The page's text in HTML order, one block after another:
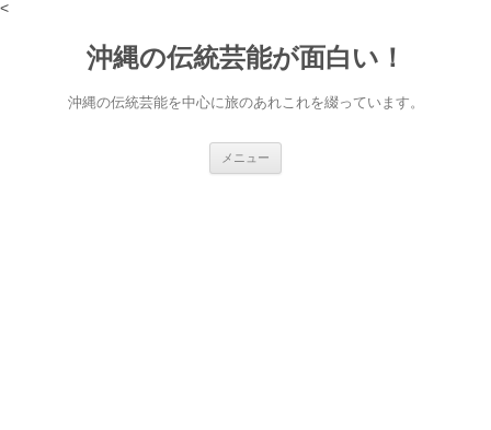
<
沖縄の伝統芸能が面白い！
沖縄の伝統芸能を中心に旅のあれこれを綴っています。
メニュー